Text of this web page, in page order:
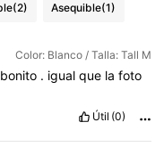
(2) Asequible(1)
Color: Blanco / Talla: Tall M
bonito . igualque lafoto
Útil (0)